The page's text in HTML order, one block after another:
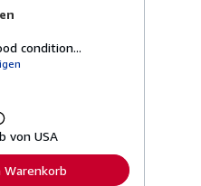
condition...
von USA
Warenkorb